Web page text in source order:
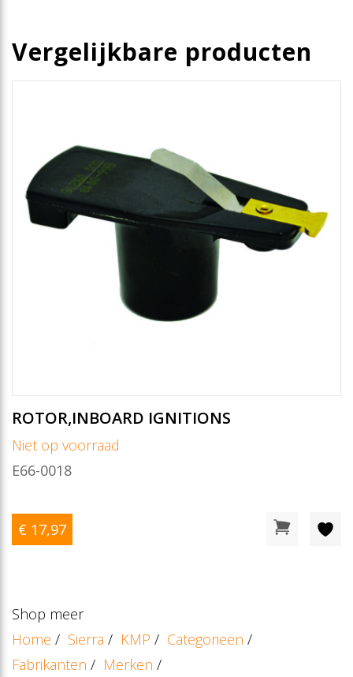
Vergelijkbare producten
ROTOR,INBOARD IGNITIONS
Niet op voorraad
E66-0018
€ 17,97
Shop meer
Home / Sierra / KMP / Categorieën /
Fabrikanten / Merken /